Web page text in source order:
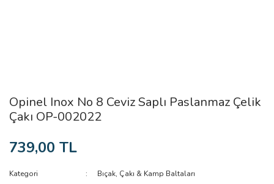
Opinel Inox No 8 Ceviz Saplı Paslanmaz Çelik
Çakı OP-002022
739,00 TL
Kategori
Bıçak, Çakı & Kamp Baltaları